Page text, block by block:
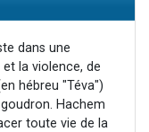
4 personnes viennent de nous rejoindre sur WhatsApp
3 personnes viennent de nous rejoindre sur WhatsApp
pour Événements Torah-Box
dans une
la violence, de
hébreu "Téva")
Hachem
toute vie de la